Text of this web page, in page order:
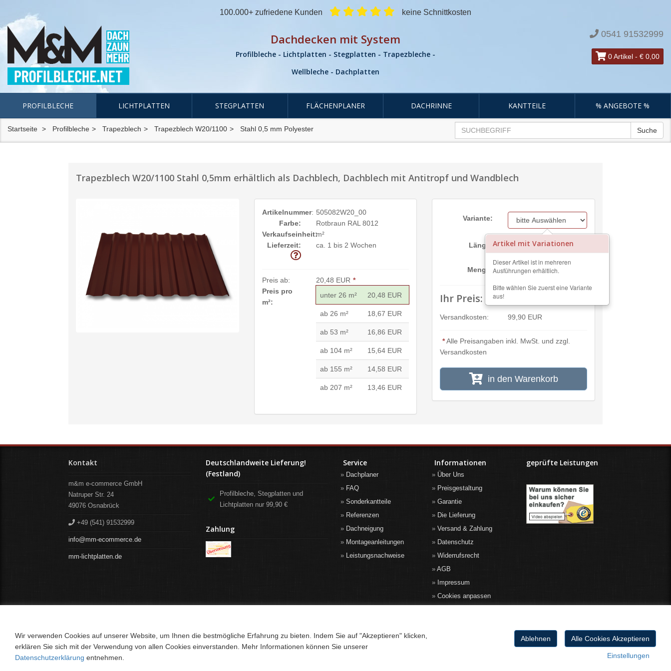
100.000+ zufriedene Kunden keine Schnittkosten
Dachdecken mit System
Profilbleche - Lichtplatten - Stegplatten - Trapezbleche -
Wellbleche - Dachplatten
0541 91532999
0 Artikel - € 0,00
PROFILBLECHE LICHTPLATTEN STEGPLATTEN FLÄCHENPLANER DACHRINNE KANTTEILE % ANGEBOTE %
Startseite Profilbleche Trapezblech Trapezblech W20/1100 Stahl 0,5 mm Polyester Suche
Trapezblech W20/1100 Stahl 0,5mm erhältlich als Dachblech, Dachblech mit Antitropf und Wandblech
Artikelnummer: 505082W20_00
Farbe:
Rotbraun RAL 8012
Verkaufseinheit:m²
Lieferzeit:
ca. 1 bis 2 Wochen
Preis ab: 20,48 EUR *
Preis pro
m²:
unter 26 m² 20,48 EUR
ab 26 m² 18,67 EUR
ab 53 m² 16,86 EUR
ab 104 m² 15,64 EUR
ab 155 m² 14,58 EUR
ab 207 m² 13,46 EUR
Variante:
Artikel mit Variationen
Dieser Artikel ist in mehreren
Ausführungen erhältlich.
Bitte wählen Sie zuerst eine Variante
aus!
Länge: cm
Menge: m²
Ihr Preis:
Versandkosten: 99,90 EUR
*Alle Preisangaben inkl. MwSt. und zzgl.
Versandkosten
in den Warenkorb
Kontakt
m&m e-commerce GmbH
Natruper Str. 24
49076 Osnabrück
+49 (541) 91532999
info@mm-ecommerce.de
mm-lichtplatten.de
Deutschlandweite Lieferung!
(Festland)
Profilbleche, Stegplatten und
Lichtplatten nur 99,90 €
Zahlung
Service
Dachplaner
FAQ
Sonderkantteile
Referenzen
Dachneigung
Montageanleitungen
Leistungsnachweise
Informationen
Über Uns
Preisgestaltung
Garantie
Die Lieferung
Versand & Zahlung
Datenschutz
Widerrufsrecht
AGB
Impressum
Cookies anpassen
geprüfte Leistungen
Wir verwenden Cookies auf unserer Website, um Ihnen die bestmögliche Erfahrung zu bieten. Indem Sie auf "Akzeptieren" klicken,
erklären Sie sich mit der Verwendung von allen Cookies einverstanden. Mehr Informationen können Sie unserer
Datenschutzerklärung entnehmen.
Alle Cookies Akzeptieren
Ablehnen
Einstellungen